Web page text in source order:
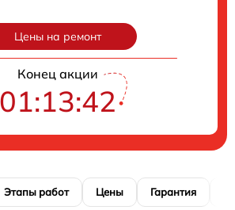
Цены на ремонт
Конец акции
01:13:41
Этапы работ Цены Гарантия